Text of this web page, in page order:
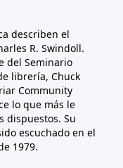
describen el
R. Swindoll.
del Seminario
librería, Chuck
Community
lo que más le
dispuestos. Su
escuchado en el
1979.